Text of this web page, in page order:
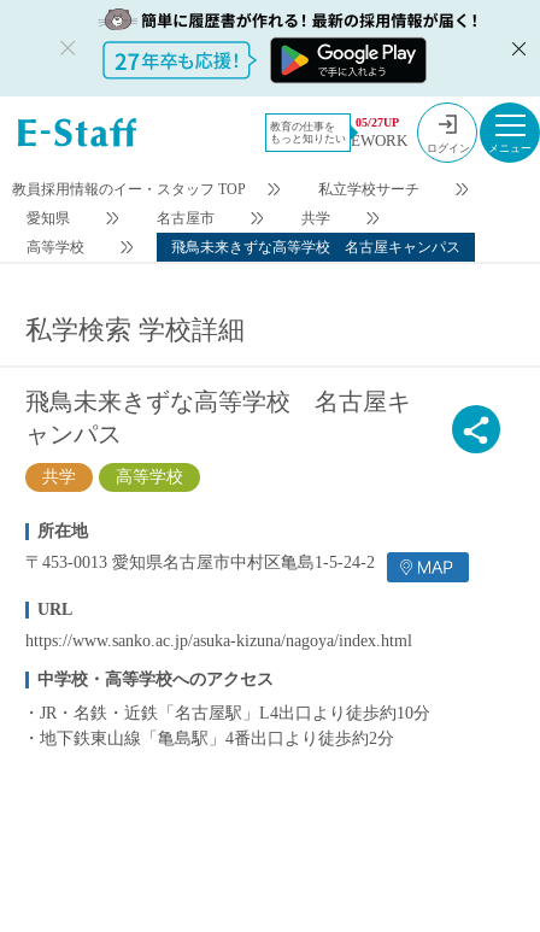
教育の仕事を
もっと知りたい
05/27UP
EWORK ログイン
今すぐ登録 検索条件変更
教員採用情報のイー・スタッフ TOP
私立学校サーチ
愛知県
名古屋市
共学
高等学校
飛鳥未来きずな高等学校 名古屋キャンパス
私学検索 学校詳細
飛鳥未来きずな高等学校 名古屋キ
ャンパス
共学 高等学校
所在地
〒453-0013 愛知県名古屋市中村区亀島1-5-24-2
URL
https://www.sanko.ac.jp/asuka-kizuna/nagoya/index.html
中学校・高等学校へのアクセス
JR・名鉄・近鉄「名古屋駅」L4出口より徒歩約10分
地下鉄東山線「亀島駅」4番出口より徒歩約2分